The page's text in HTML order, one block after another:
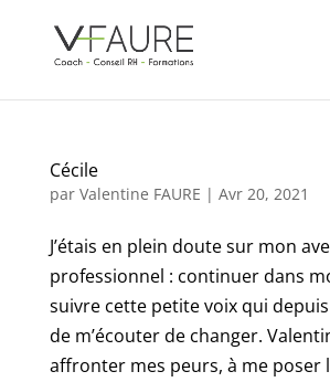
Cécile
par Valentine FAURE | Avr 20, 2021
J’étais en plein doute sur mon
professionnel : continuer dans
suivre cette petite voix qui
de m’écouter de changer.
affronter mes peurs, à me poser